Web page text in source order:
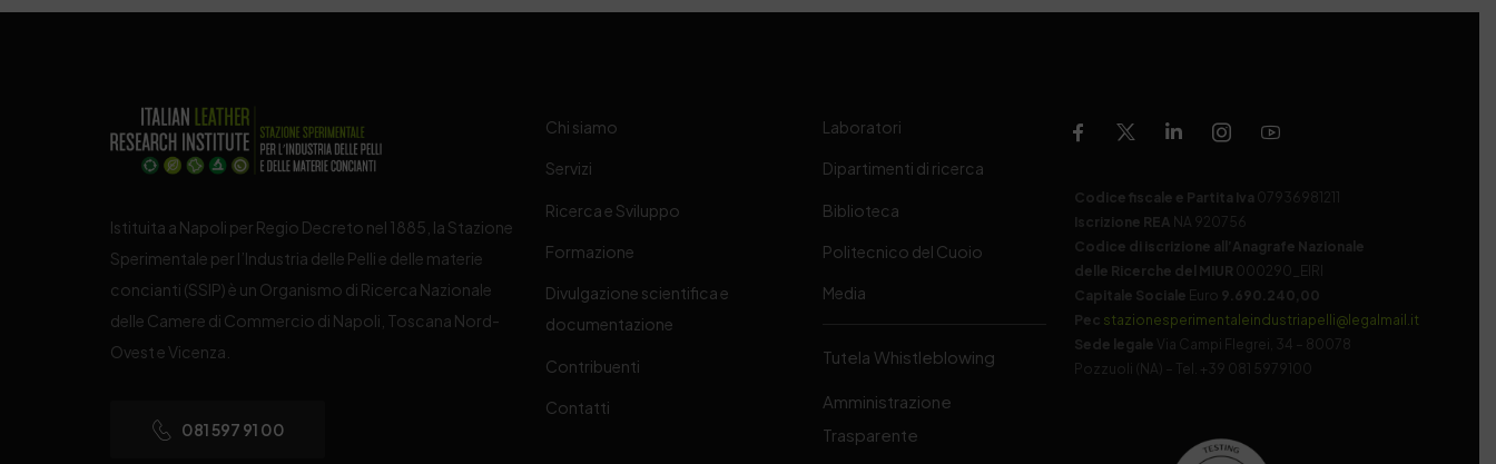
Istituita a Napoli per Regio Decreto nel 1885, la Stazione
Sperimentale per l’Industria delle Pelli e delle materie
concianti (SSIP) è un Organismo di Ricerca Nazionale
delle Camere di Commercio di Napoli, Toscana Nord-
Ovest e Vicenza.
081 597 91 00
Chi siamo
Servizi
Ricerca e Sviluppo
Formazione
Divulgazione scientifica e
documentazione
Contribuenti
Contatti
Laboratori
Dipartimenti di ricerca
Biblioteca
Politecnico del Cuoio
Media
Tutela Whistleblowing
Amministrazione
Trasparente
Codice fiscale e Partita Iva 07936981211
Iscrizione REA NA 920756
Codice di iscrizione all’Anagrafe Nazionale
delle Ricerche del MIUR 000290_EIRI
Capitale Sociale Euro 9.690.240,00
Pec stazionesperimentaleindustriapelli@legalmail.it
Sede legale
Via Campi Flegrei, 34 – 80078
Pozzuoli (NA) – Tel. +39 081 5979100